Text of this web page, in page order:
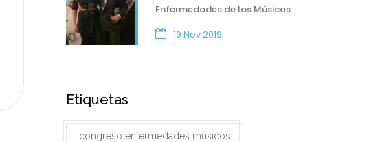
Enfermedades de los Músicos.
19 Nov 2019
Etiquetas
congreso enfermedades músicos